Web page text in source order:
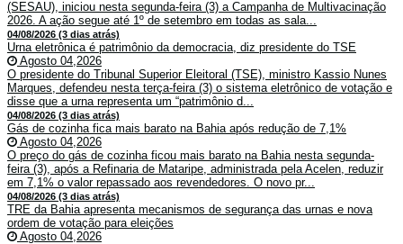
(SESAU), iniciou nesta segunda-feira (3) a Campanha de Multivacinação
2026. A ação segue até 1º de setembro em todas as sala...
04/08/2026 (3 dias atrás)
Urna eletrônica é patrimônio da democracia, diz presidente do TSE
Agosto 04,2026
O presidente do Tribunal Superior Eleitoral (TSE), ministro Kassio Nunes
Marques, defendeu nesta terça-feira (3) o sistema eletrônico de votação e
disse que a urna representa um “patrimônio d...
04/08/2026 (3 dias atrás)
Gás de cozinha fica mais barato na Bahia após redução de 7,1%
Agosto 04,2026
O preço do gás de cozinha ficou mais barato na Bahia nesta segunda-
feira (3), após a Refinaria de Mataripe, administrada pela Acelen, reduzir
em 7,1% o valor repassado aos revendedores. O novo pr...
04/08/2026 (3 dias atrás)
TRE da Bahia apresenta mecanismos de segurança das urnas e nova
ordem de votação para eleições
Agosto 04,2026